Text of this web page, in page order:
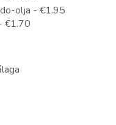
olja - €1.95
€1.70